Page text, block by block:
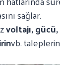
sağlar.
voltajı, gücü,
vb.